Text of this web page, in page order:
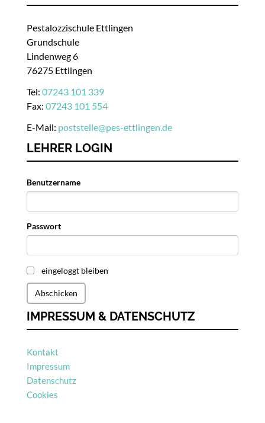
Pestalozzischule Ettlingen
Grundschule
Lindenweg 6
76275 Ettlingen
Tel: 07243 101 339
Fax: 07243 101 554
E-Mail: poststelle@pes-ettlingen.de
LEHRER LOGIN
Benutzername
Passwort
eingeloggt bleiben
Abschicken
IMPRESSUM & DATENSCHUTZ
Kontakt
Impressum
Datenschutz
Cookies